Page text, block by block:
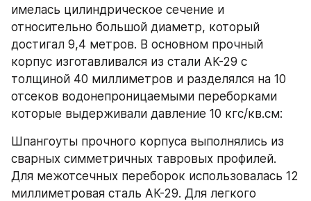
имелась цилиндрическое сечение и
относительно большой диаметр, который
достигал 9,4 метров. В основном прочный
корпус изготавливался из стали АК-29 с
толщиной 40 миллиметров и разделялся на 10
отсеков водонепроницаемыми переборками
которые выдерживали давление 10 кгс/кв.см:
Шпангоуты прочного корпуса выполнялись из
сварных симметричных тавровых профилей.
Для межотсечных переборок использовалась 12
миллиметровая сталь АК-29. Для легкого